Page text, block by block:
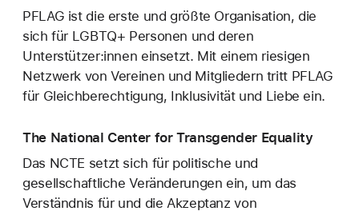
PFLAG ist die erste und größte Organisation, die
sich für LGBTQ+ Personen und deren
Unterstützer:innen einsetzt. Mit einem riesigen
Netzwerk von Vereinen und Mitgliedern tritt PFLAG
für Gleichberechtigung, Inklusivität und Liebe ein.
The National Center for Transgender Equality
Das NCTE setzt sich für politische und
gesellschaftliche Veränderungen ein, um das
Verständnis für und die Akzeptanz von